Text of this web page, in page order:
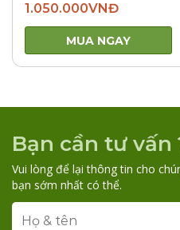
1.050.000VNĐ
MUA NGAY
Bạn cần tư vấn
Vui lòng để lại thông tin cho
bạn sớm nhất có thể.